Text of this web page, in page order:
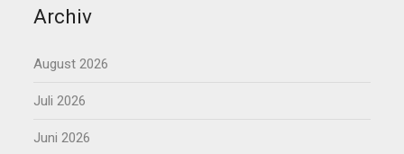
Archiv
August 2026
Juli 2026
Juni 2026